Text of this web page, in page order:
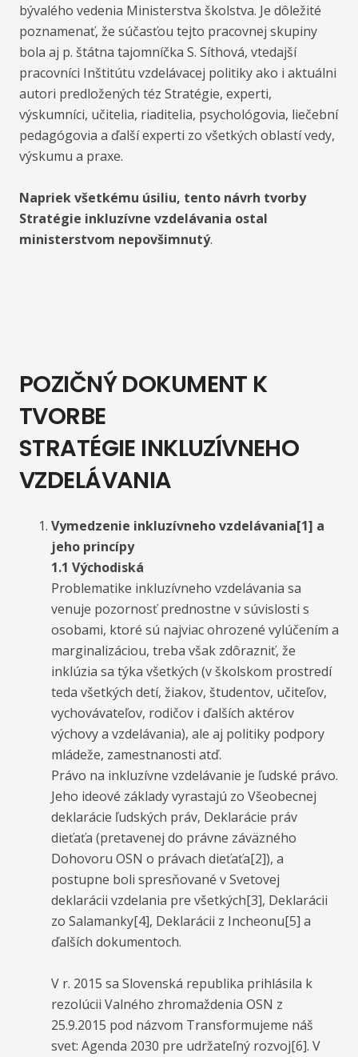
bývalého vedenia Ministerstva školstva. Je dôležité
poznamenať, že súčasťou tejto pracovnej skupiny
bola aj p. štátna tajomníčka S. Síthová, vtedajší
pracovníci Inštitútu vzdelávacej politiky ako i aktuálni
autori predložených téz Stratégie, experti,
výskumníci, učitelia, riaditelia, psychológovia, liečební
pedagógovia a ďalší experti zo všetkých oblastí vedy,
výskumu a praxe.
Napriek všetkému úsiliu, tento návrh tvorby
Stratégie inkluzívne vzdelávania ostal
ministerstvom nepovšimnutý.
POZIČNÝ DOKUMENT K
TVORBE
STRATÉGIE INKLUZÍVNEHO
VZDELÁVANIA
Vymedzenie inkluzívneho vzdelávania[1] a
jeho princípy
1.1 Východiská
Problematike inkluzívneho vzdelávania sa
venuje pozornosť prednostne v súvislosti s
osobami, ktoré sú najviac ohrozené vylúčením a
marginalizáciou, treba však zdôrazniť, že
inklúzia sa týka všetkých (v školskom prostredí
teda všetkých detí, žiakov, študentov, učiteľov,
vychovávateľov, rodičov i ďalších aktérov
výchovy a vzdelávania), ale aj politiky podpory
mládeže, zamestnanosti atď.
Právo na inkluzívne vzdelávanie je ľudské právo.
Jeho ideové základy vyrastajú zo Všeobecnej
deklarácie ľudských práv, Deklarácie práv
dieťaťa (pretavenej do právne záväzného
Dohovoru OSN o právach dieťaťa[2]), a
postupne boli spresňované v Svetovej
deklarácii vzdelania pre všetkých[3], Deklarácii
zo Salamanky[4], Deklarácii z Incheonu[5] a
ďalších dokumentoch.
V r. 2015 sa Slovenská republika prihlásila k
rezolúcii Valného zhromaždenia OSN z
25.9.2015 pod názvom Transformujeme náš
svet: Agenda 2030 pre udržateľný rozvoj[6]. V